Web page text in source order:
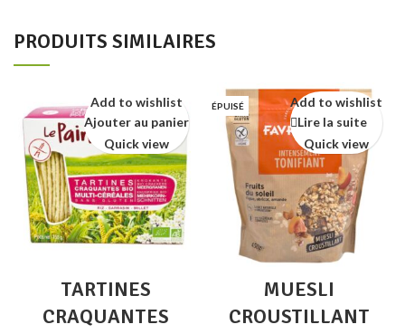
PRODUITS SIMILAIRES
TARTINES
CRAQUANTES
Add to wishlist
Ajouter au panier
Quick view
ÉPUISÉ
MUESLI
CROUSTILLANT
Add to wishlist
Lire la suite
Quick view